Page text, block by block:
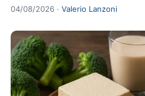
04/08/2026 · Valerio Lanzoni